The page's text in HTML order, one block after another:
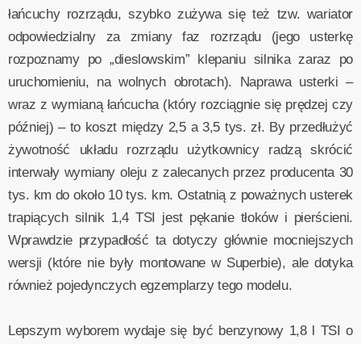
łańcuchy rozrządu, szybko zużywa się też tzw. wariator
odpowiedzialny za zmiany faz rozrządu (jego usterkę
rozpoznamy po „dieslowskim” klepaniu silnika zaraz po
uruchomieniu, na wolnych obrotach). Naprawa usterki –
wraz z wymianą łańcucha (który rozciągnie się prędzej czy
później) – to koszt między 2,5 a 3,5 tys. zł. By przedłużyć
żywotność układu rozrządu użytkownicy radzą skrócić
interwały wymiany oleju z zalecanych przez producenta 30
tys. km do około 10 tys. km. Ostatnią z poważnych usterek
trapiących silnik 1,4 TSI jest pękanie tłoków i pierścieni.
Wprawdzie przypadłość ta dotyczy głównie mocniejszych
wersji (które nie były montowane w Superbie), ale dotyka
również pojedynczych egzemplarzy tego modelu.
Lepszym wyborem wydaje się być benzynowy 1,8 l TSI o